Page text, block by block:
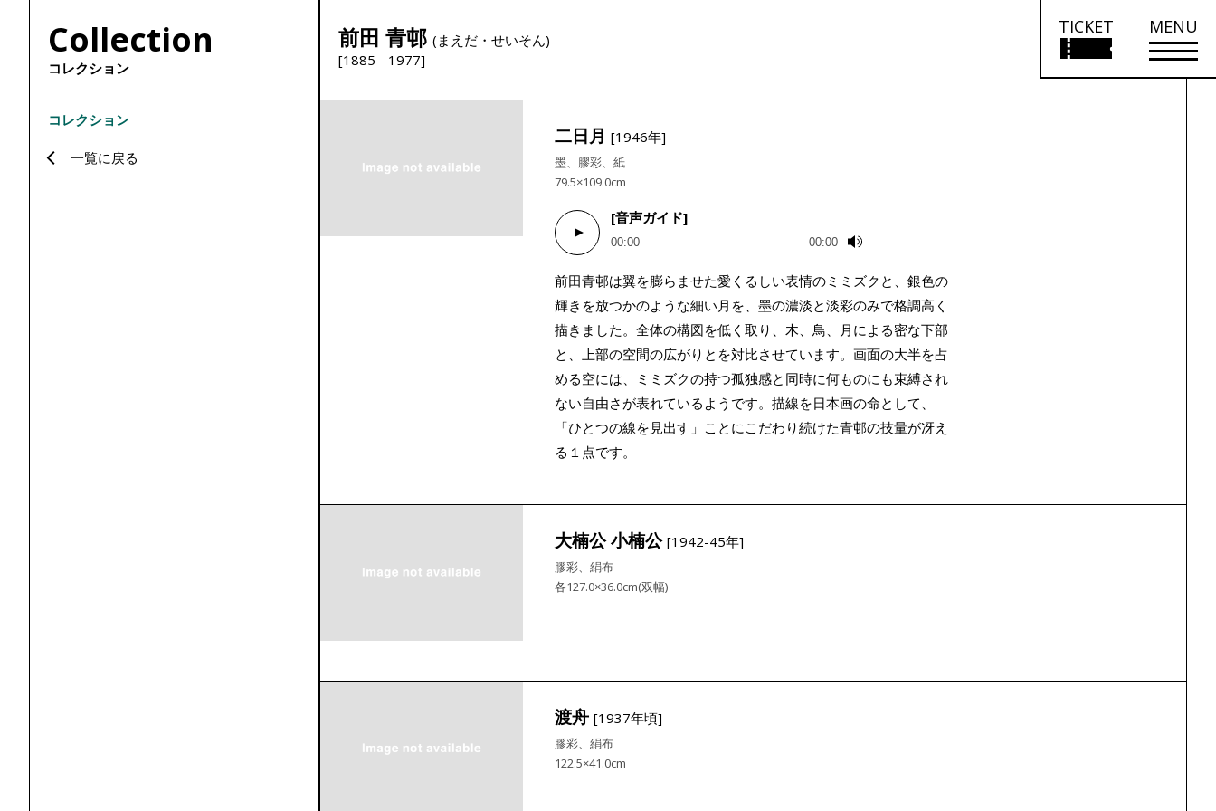
TICKET MENU
Collection
コレクション
コレクション
一覧に戻る
前田 青邨 (まえだ・せいそん)
[1885 - 1977]
二日月 [1946年]
墨、膠彩、紙
79.5×109.0cm
[音声ガイド]
Audio
Player
00:00 00:00
前田青邨は翼を膨らませた愛くるしい表情のミミズクと、銀色の
輝きを放つかのような細い月を、墨の濃淡と淡彩のみで格調高く
描きました。全体の構図を低く取り、木、鳥、月による密な下部
と、上部の空間の広がりとを対比させています。画面の大半を占
める空には、ミミズクの持つ孤独感と同時に何ものにも束縛され
ない自由さが表れているようです。描線を日本画の命として、
「ひとつの線を見出す」ことにこだわり続けた青邨の技量が冴え
る１点です。
大楠公 小楠公 [1942-45年]
膠彩、絹布
各127.0×36.0cm(双幅)
渡舟 [1937年頃]
膠彩、絹布
122.5×41.0cm